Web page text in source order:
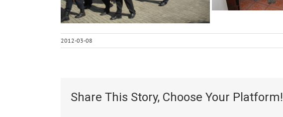
2012-03-08
Share This Story, Choose Your Platform!